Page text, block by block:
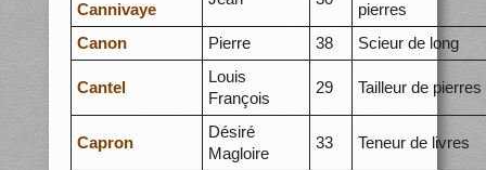
Cannivaye
pierres
Canon
Pierre 38 Scieur de long
Cantel
Louis
François
29 Tailleur de pierres
Capron
Désiré
Magloire
33 Teneur de livres